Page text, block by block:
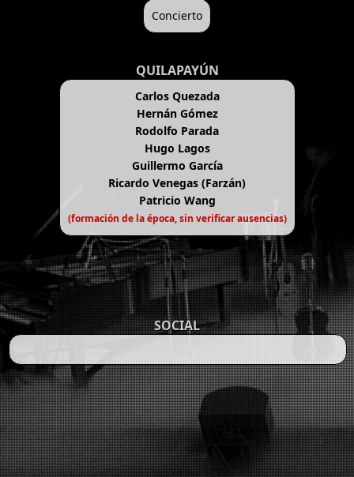
Concierto
QUILAPAYÚN
Carlos Quezada
Hernán Gómez
Rodolfo Parada
Hugo Lagos
Guillermo García
Ricardo Venegas (Farzán)
Patricio Wang
(formación de la época, sin verificar ausencias)
SOCIAL